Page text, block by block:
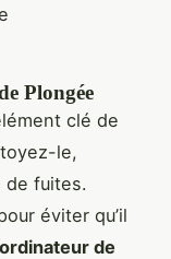
Plongée
clé de
le,
de fuites.
éviter qu’il
ordinateur de